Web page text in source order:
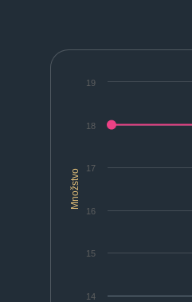
Množstvo
14
15
16
17
18
19